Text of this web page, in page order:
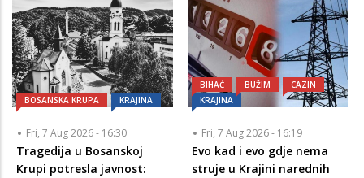
BOSANSKA KRUPA KRAJINA
Fri, 7 Aug 2026 - 16:30
Tragedija u Bosanskoj
Krupi potresla javnost:
BIHAĆ BUŽIM
CAZIN
KRAJINA
Fri, 7 Aug 2026 - 16:19
Evo kad i evo gdje nema
struje u Krajini narednih